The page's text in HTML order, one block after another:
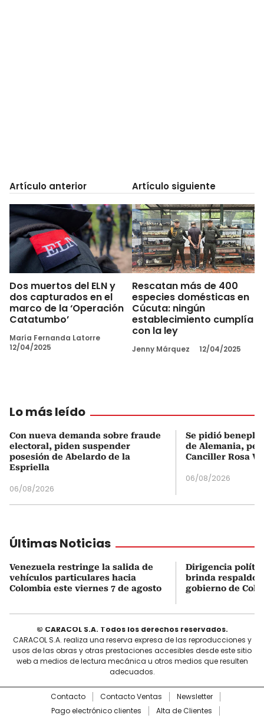
Artículo anterior
Dos muertos del ELN y
dos capturados en el
marco de la ‘Operación
Catatumbo’
María Fernanda Latorre
12/04/2025
Artículo siguiente
Rescatan más de 400
especies domésticas en
Cúcuta: ningún
establecimiento cumplía
con la ley
Jenny Márquez 12/04/2025
Lo más leído
Con nueva demanda sobre fraude
electoral, piden suspender
posesión de Abelardo de la
Espriella
06/08/2026
Se pidió
de Alemania,
Canciller Rosa
06/08/2026
Últimas Noticias
Venezuela restringe la salida de
vehículos particulares hacia
Colombia este viernes 7 de agosto
Dirigencia
brinda respaldo
gobierno de
© CARACOL S.A. Todos los derechos reservados.
CARACOL S.A. realiza una reserva expresa de las reproducciones y
usos de las obras y otras prestaciones accesibles desde este sitio
web a medios de lectura mecánica u otros medios que resulten
adecuados.
Contacto Contacto Ventas
Newsletter
Pago electrónico clientes
Alta de Clientes